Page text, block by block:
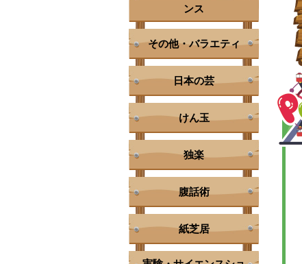
ンス
その他・バラエティ
日本の芸
けん玉
独楽
腹話術
紙芝居